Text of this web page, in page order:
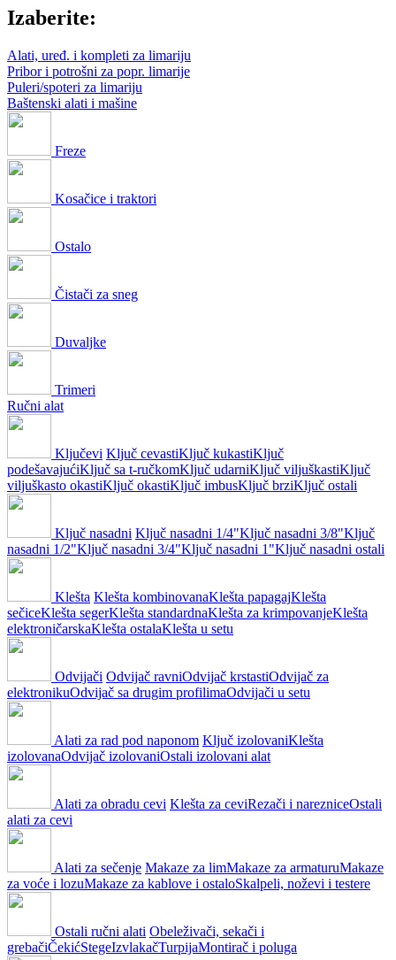
Izaberite:
Alati, uređ. i kompleti za limariju
Pribor i potrošni za popr. limarije
Puleri/spoteri za limariju
Baštenski alati i mašine
Freze
Kosačice i traktori
Ostalo
Čistači za sneg
Duvaljke
Trimeri
Ručni alat
Ključevi Ključ cevastiKljuč kukastiKljuč
podešavajućiKljuč sa t-ručkomKljuč udarniKljuč viljuškastiKljuč
viljuškasto okastiKljuč okastiKljuč imbusKljuč brziKljuč ostali
Ključ nasadni Ključ nasadni 1/4"Ključ nasadni 3/8"Ključ
nasadni 1/2"Ključ nasadni 3/4"Ključ nasadni 1"Ključ nasadni ostali
Klešta Klešta kombinovanaKlešta papagajKlešta
sečiceKlešta segerKlešta standardnaKlešta za krimpovanjeKlešta
elektroničarskaKlešta ostalaKlešta u setu
Odvijači Odvijač ravniOdvijač krstastiOdvijač za
elektronikuOdvijač sa drugim profilimaOdvijači u setu
Alati za rad pod naponom Ključ izolovaniKlešta
izolovanaOdvijač izolovaniOstali izolovani alat
Alati za obradu cevi Klešta za ceviRezači i narezniceOstali
alati za cevi
Alati za sečenje Makaze za limMakaze za armaturuMakaze
za voće i lozuMakaze za kablove i ostaloSkalpeli, noževi i testere
Ostali ručni alati Obeleživači, sekači i
grebačiČekićStegeIzvlakačTurpijaMontirač i poluga